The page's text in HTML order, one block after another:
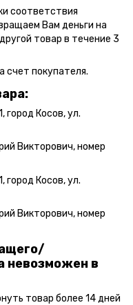
соответствия
Вам деньги на
товар в течение 3
счет покупателя.
город Косов,ул.
Викторович, номер
город Косов, ул.
Викторович, номер
невозможен в
товар более 14 дней